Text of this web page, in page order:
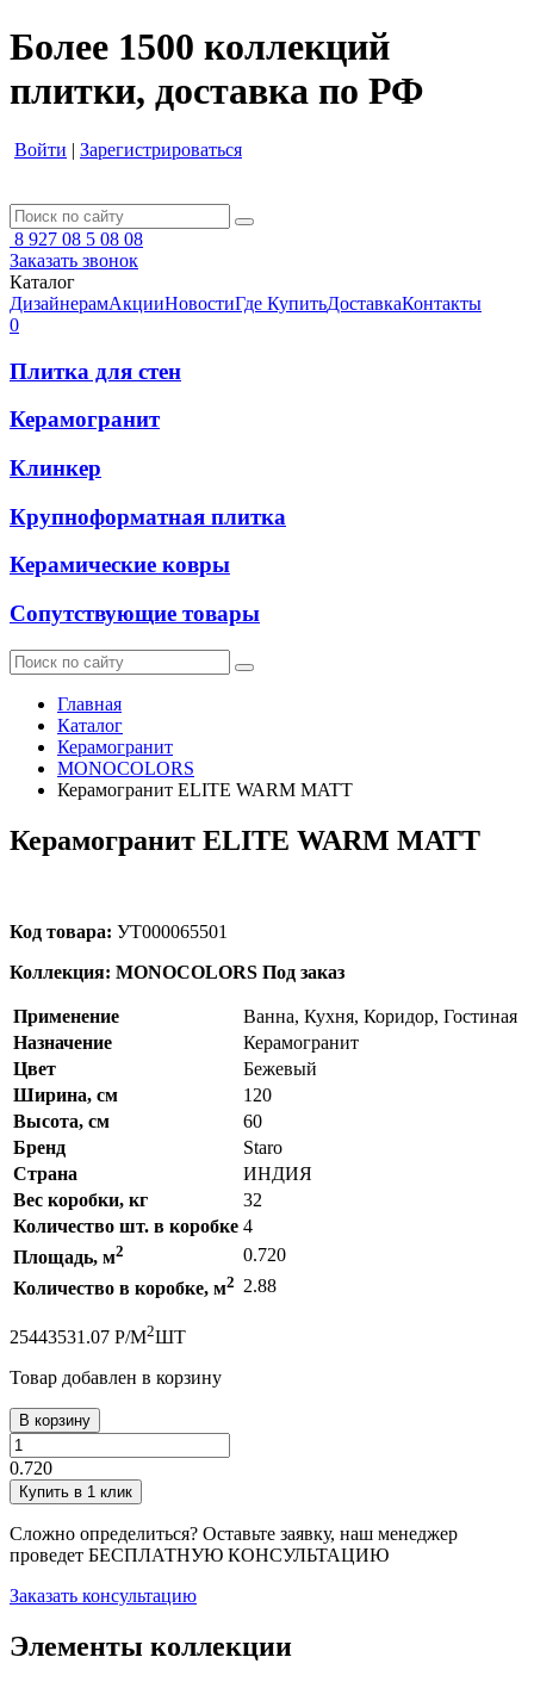
Более 1500 коллекций
плитки, доставка по РФ
Войти | Зарегистрироваться
8 927 08 5 08 08
Заказать звонок
Каталог
ДизайнерамАкцииНовостиГде КупитьДоставкаКонтакты
0
Плитка для стен
Керамогранит
Клинкер
Крупноформатная плитка
Керамические ковры
Сопутствующие товары
Главная
Каталог
Керамогранит
MONOCOLORS
Керамогранит ELITE WARM MATT
Керамогранит ELITE WARM MATT
Код товара: УТ000065501
Коллекция: MONOCOLORS Под заказ
Применение
Ванна, Кухня, Коридор, Гостиная
Назначение
Керамогранит
Цвет
Бежевый
Ширина, см
120
Высота, см
60
Бренд
Staro
Страна
ИНДИЯ
Вес коробки, кг
32
Количество шт. в коробке 4
Площадь, м2
0.720
Количество в коробке, м2 2.88
25443531.07 Р/М2ШТ
Товар добавлен в корзину
В корзину
0.720
Купить в 1 клик
Сложно определиться? Оставьте заявку, наш менеджер
проведет БЕСПЛАТНУЮ КОНСУЛЬТАЦИЮ
Заказать консультацию
Элементы коллекции